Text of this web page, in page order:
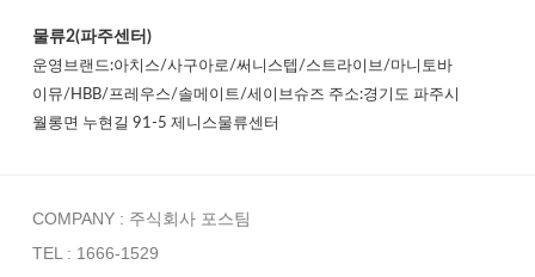
물류2(파주센터)
운영브랜드:아치스/사구아로/써니스텝/스트라이브/마니토바
이뮤/HBB/프레우스/솔메이트/세이브슈즈 주소:경기도 파주시
월롱면 누현길 91-5 제니스물류센터
COMPANY : 주식회사 포스팀
TEL : 1666-1529